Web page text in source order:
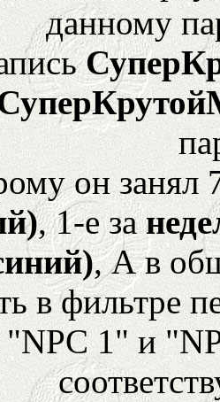
данному
он
, 1-е за
, А в
в фильтре
"NPC 1" и